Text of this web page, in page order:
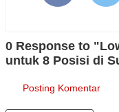
0 Response to
untuk 8 Posisi di
Posting Komentar